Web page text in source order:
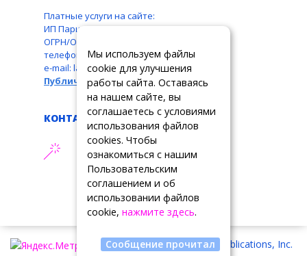
Платные услуги на сайте:
ИП Паршукова Л. Б., ИНН: 110104831087,
ОГРН/ОГРНИП: 326110000016550,
телефон: +7 963 489-19-05,
e-mail: larbar777@rambler.ru
Публичная оферта
КОНТАКТЫ
АДРЕС ТЕХПОДДЕРЖКИ
support@tslrussia.org
Copyright © 2026 Summit Publications, Inc.
Мы используем файлы
cookie для улучшения
работы сайта. Оставаясь
на нашем сайте, вы
соглашаетесь с условиями
использования файлов
cookies. Чтобы
ознакомиться с нашим
Пользовательским
соглашением и об
использовании файлов
cookie, нажмите здесь.
Сообщение прочитал